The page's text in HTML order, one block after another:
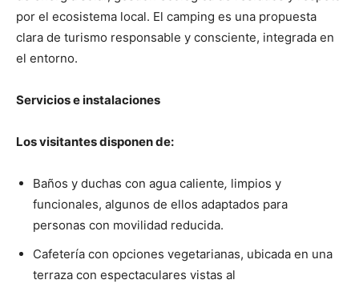
por el ecosistema local. El camping es una propuesta
clara de turismo responsable y consciente, integrada en
el entorno.
Servicios e instalaciones
Los visitantes disponen de:
Baños y duchas con agua caliente, limpios y
funcionales, algunos de ellos adaptados para
personas con movilidad reducida.
Cafetería con opciones vegetarianas, ubicada en una
terraza con espectaculares vistas al